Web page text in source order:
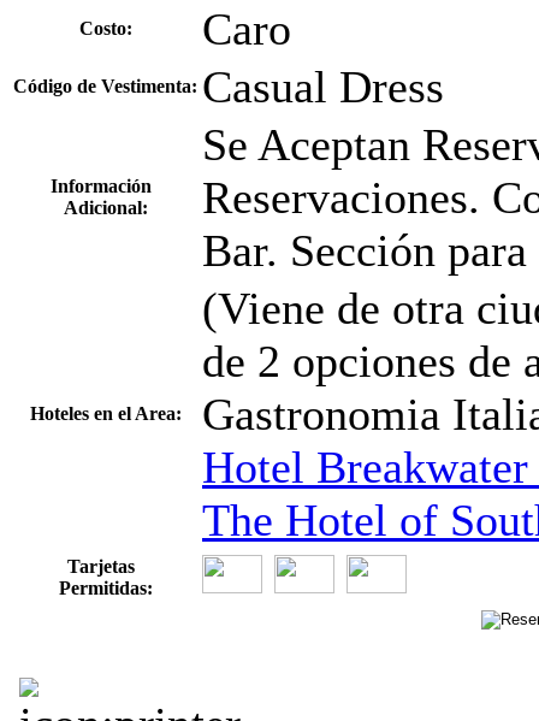
Costo: Caro
Código de Vestimenta: Casual Dress
Información
Adicional:
Se Aceptan
Reservaciones.
Bar. Sección
Hoteles en el Area:
(Viene de otra
de 2 opciones de
Gastronomia
Hotel Breakwater
The Hotel of
Tarjetas
Permitidas: